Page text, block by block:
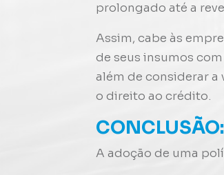
prolongado até a
Assim, cabe às
de seus insumos
além de considerar
o direito ao crédito.
A adoção de uma